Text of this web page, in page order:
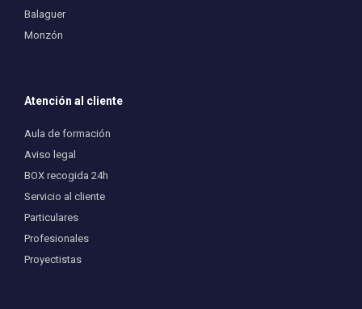
Balaguer
Monzón
Atención al cliente
Aula de formación
Aviso legal
BOX recogida 24h
Servicio al cliente
Particulares
Profesionales
Proyectistas